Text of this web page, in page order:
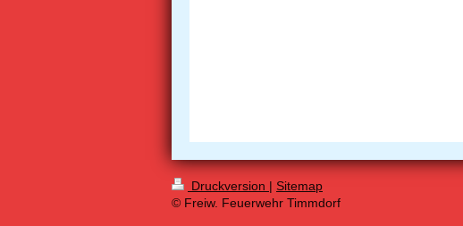
Druckversion | Sitemap
© Freiw. Feuerwehr Timmdorf